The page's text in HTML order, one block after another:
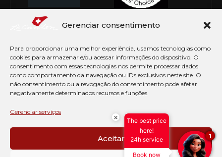
Gerenciar consentimento
Para proporcionar uma melhor experiência, usamos tecnologias como
cookies para armazenar e/ou acessar informações do dispositivo. O
consentimento com essas tecnologias nos permite processar dados
como comportamento da navegação ou IDs exclusivos neste site. O
não consentimento ou a revogação do consentimento pode afetar
negativamente determinados recursos e funções.
Gerenciar serviços
Aceitar
© Copyright 2026 Le Canton. Todos os direitos
PRÉ CHECK-IN
AVISO DE COOKIES
×
The best price
here!
24h service
Book now
1